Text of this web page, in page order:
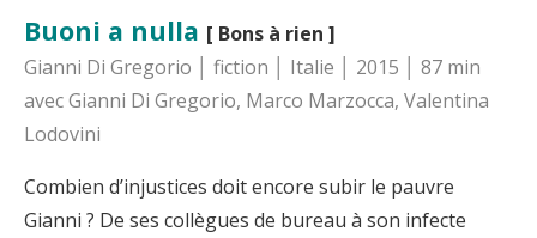
Buoni a nulla [ Bons à rien ]
Gianni Di Gregorio │ fiction │ Italie │ 2015 │ 87 min
avec Gianni Di Gregorio, Marco Marzocca, Valentina
Lodovini
Combien d’injustices doit encore subir le pauvre
Gianni ? De ses collègues de bureau à son infecte